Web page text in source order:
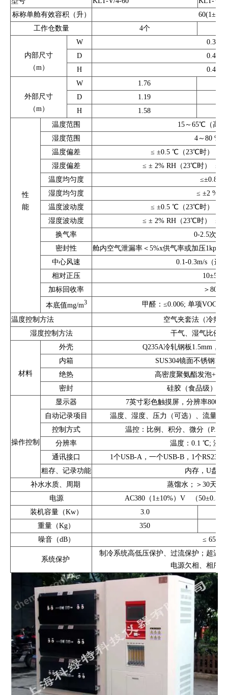
标称单舱有效容积（升）
60(1±2%)
工作仓数量
4个
内部尺寸
（m）
W
0.30
D
0.40
H
0.40
外部尺寸
（m）
W
1.76
D
1.19
H
1.58
性
能
温度范围
15～65℃（高
湿度范围
4～80 %
温度偏差
≤ ±0.5 ℃（23℃时） ≤
湿度偏差
≤ ± 2% RH（23℃时） ≤ ±
温度均匀度
≤±0.8 ℃
湿度均匀度
≤ ±2 %
温度波动度
≤ ±0.5 ℃（23℃时） ≤
湿度波动度
≤ ± 2% RH（23℃时） ≤ ±
换气率
0-2.5次/小
密封性
舱内空气泄漏率＜5%x供气率或加压1kpa
中心风速
0.1-0.3m/s（连
相对正压
10±5pa
加标回收率
＞80%
本底值mg/m3
甲醛：≤0.006; 单项
温度控制方法
空气夹套法（冷热
湿度控制方法
干气、湿气比例
材料
外壳
Q235A冷轧钢板1.5mm，
内箱
SUS304镜面不锈钢
绝热
高密度聚氨酯发泡
密封
硅胶（食品级）、
操作控制
显示器
7英寸彩色触摸屏，分辨率
自动记录项目
温度、湿度、压力（可选）、流量（
控制方式
温控：比例、积分、微分（
分辨率
温度：0.1 ℃; 湿度
通讯接口
1个USB-A，一个USB-B，1个RS232
粗存、记录功能
内存，U盘，
补水水质、周期
蒸馏水；＞30天（
电源
AC380（1±10%）V （50±0.5
装机容量（Kw）
3.0
重量（Kg）
350
噪音（dB）
≤ 65dB
系统保护
制冷系统高低压保护、过流保护；超温
电源欠相、相序